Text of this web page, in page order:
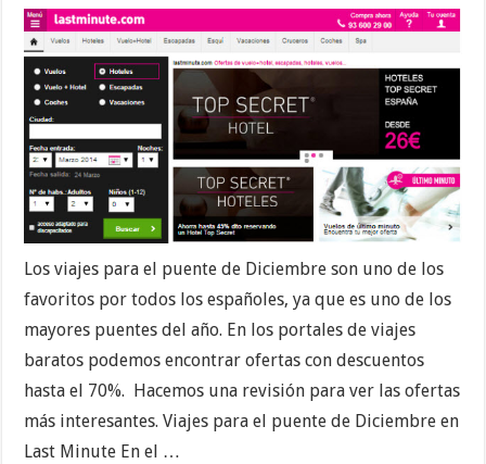
Los viajes para el puente de Diciembre son uno de los
favoritos por todos los españoles, ya que es uno de los
mayores puentes del año. En los portales de viajes
baratos podemos encontrar ofertas con descuentos
hasta el 70%. Hacemos una revisión para ver las ofertas
más interesantes. Viajes para el puente de Diciembre en
Last Minute En el …